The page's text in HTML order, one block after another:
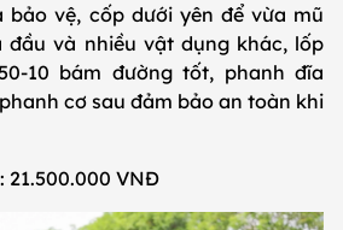
bảo vệ, cốp dưới yên để vừa mũ
đầu và nhiều vật dụng khác, lốp
10 bám đường tốt, phanh đĩa
cơ sau đảm bảo an toàn khi
21.500.000 VNĐ